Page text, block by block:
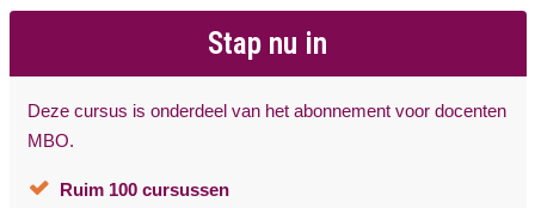
Stap nu in
Deze cursus is onderdeel van het abonnement voor docenten
MBO.
Ruim 100 cursussen